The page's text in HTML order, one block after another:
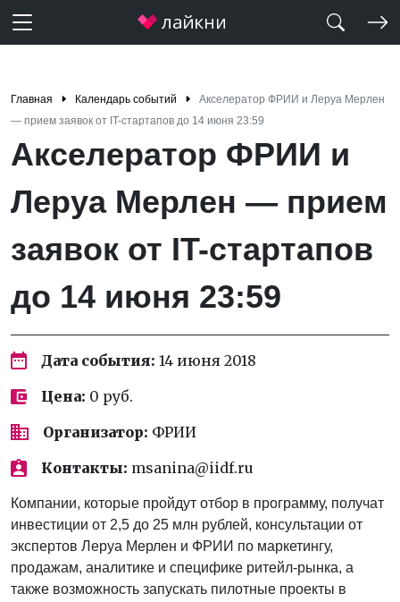
Главная Календарь событий
Акселератор ФРИИ и Леруа Мерлен
— прием заявок от IT-стартапов до 14 июня 23:59
Акселератор ФРИИ и
Леруа Мерлен — прием
заявок от IT-стартапов
до 14 июня 23:59
Дата события: 14 июня 2018
Цена: 0 руб.
Организатор: ФРИИ
Контакты: msanina@iidf.ru
Компании, которые пройдут отбор в программу, получат
инвестиции от 2,5 до 25 млн рублей, консультации от
экспертов Леруа Мерлен и ФРИИ по маркетингу,
продажам, аналитике и специфике ритейл-рынка, а
также возможность запускать пилотные проекты в